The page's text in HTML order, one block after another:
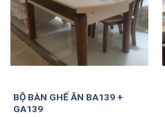
BỘ BÀN GHẾ ĂN BA139 +
GA139